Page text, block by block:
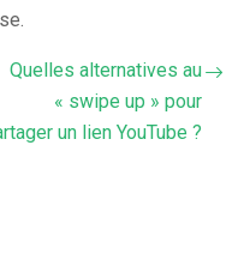
Quelles alternatives au
« swipe up » pour
un lien YouTube ?